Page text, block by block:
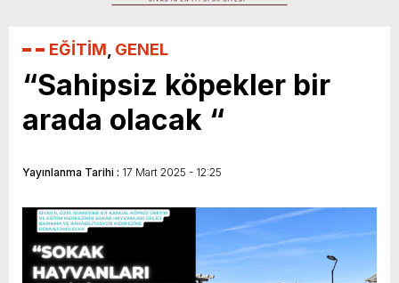
EĞİTİM GENEL
“Sahipsiz köpekler bir
arada olacak “
Yayınlanma Tarihi : 17 Mart 2025 - 12:25